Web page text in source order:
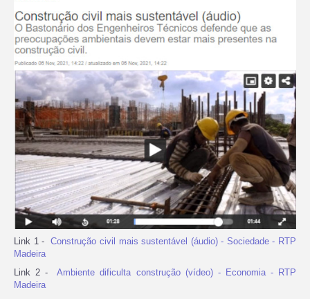
Link 1 - Construção civil mais sustentável (áudio) - Sociedade - RTP
Madeira
Link 2 -
Ambiente dificulta construção (vídeo) - Economia - RTP
Madeira